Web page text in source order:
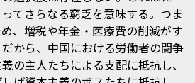
てさらなる窮乏を意味する。つま
、増税や年金・医療費の削減がす
から、中国における労働者の闘争
の主人たちによる支配に抵抗し、